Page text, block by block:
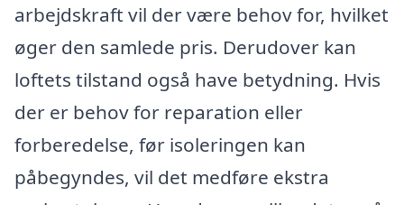
arbejdskraft vil der være behov for, hvilket
øger den samlede pris. Derudover kan
loftets tilstand også have betydning. Hvis
der er behov for reparation eller
forberedelse, før isoleringen kan
påbegyndes, vil det medføre ekstra